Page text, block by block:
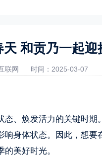
和贡乃一起迎
联网 时间：2025-03-07
、焕发活力的关键时期
身体状态。因此，想
美好时光。